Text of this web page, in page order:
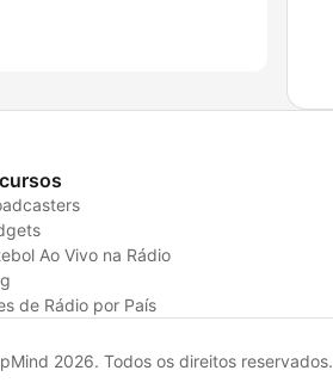
Ao Vivo na Rádio
de Rádio por País
2026. Todos os direitos reservados.